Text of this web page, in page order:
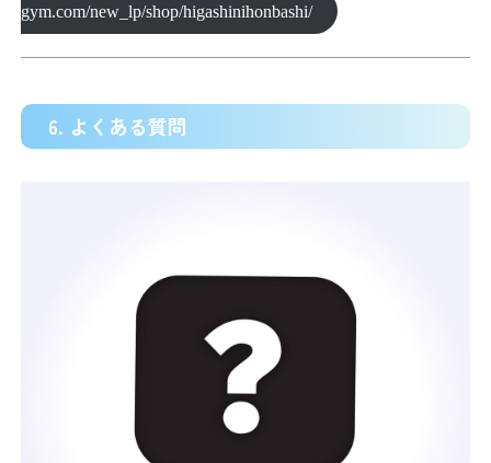
gym.com/new_lp/shop/higashinihonbashi/
6. よくある質問